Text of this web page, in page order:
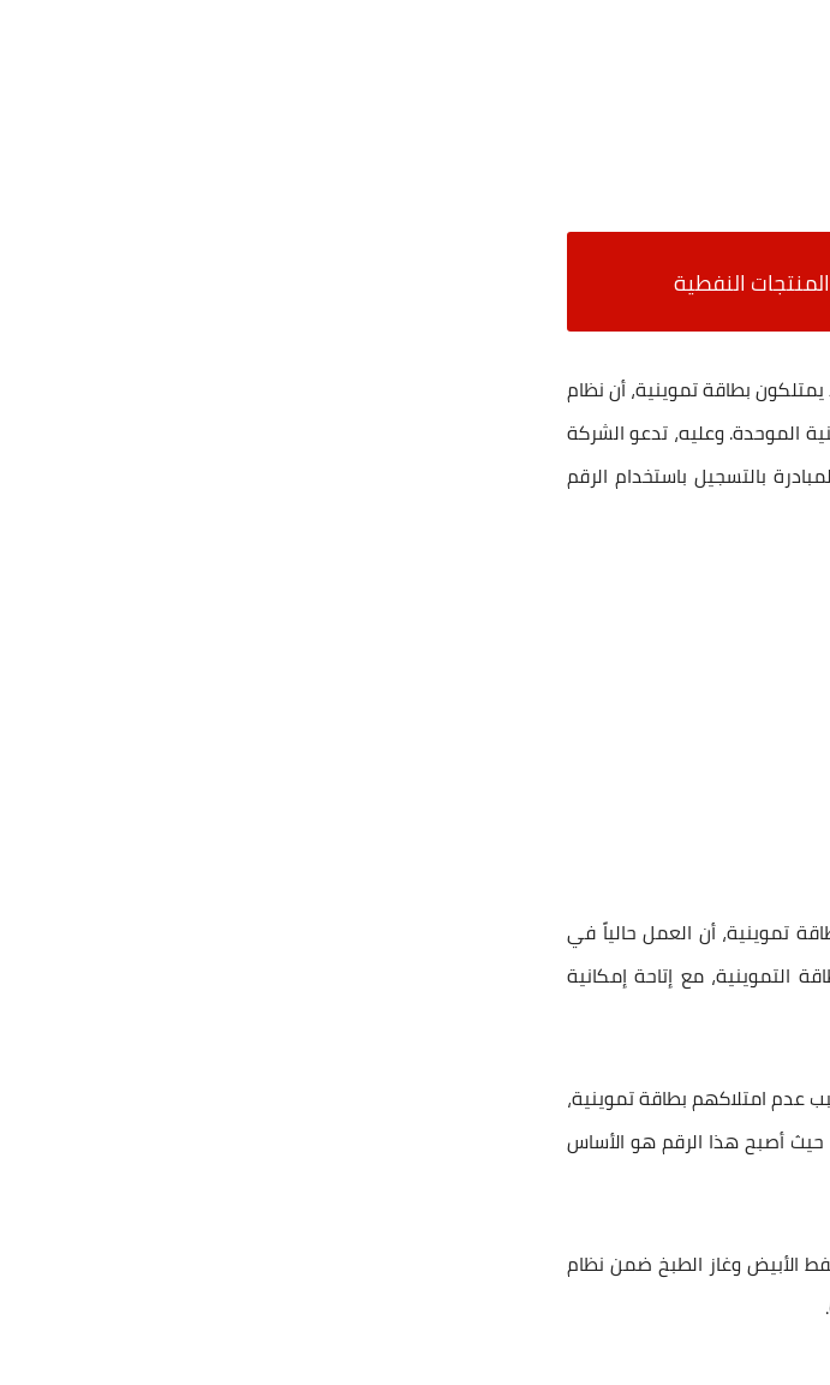
النفطية
بطاقة تموينية، أن نظام
الموحدة. وعليه، تدعو الشركة
بالتسجيل باستخدام الرقم
تموينية، أن العمل حالياً في
التموينية، مع إتاحة إمكانية
عدم امتلاكهم بطاقة تموينية،
حيث أصبح هذا الرقم هو الأساس
الأبيض وغاز الطبخ ضمن نظام
.